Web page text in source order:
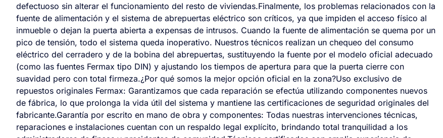
defectuoso sin alterar el funcionamiento del resto de viviendas.Finalmente, los problemas relacionados con la
fuente de alimentación y el sistema de abrepuertas eléctrico son críticos, ya que impiden el acceso físico al
inmueble o dejan la puerta abierta a expensas de intrusos. Cuando la fuente de alimentación se quema por un
pico de tensión, todo el sistema queda inoperativo. Nuestros técnicos realizan un chequeo del consumo
eléctrico del cerradero y de la bobina del abrepuertas, sustituyendo la fuente por el modelo oficial adecuado
(como las fuentes Fermax tipo DIN) y ajustando los tiempos de apertura para que la puerta cierre con
suavidad pero con total firmeza.¿Por qué somos la mejor opción oficial en la zona?Uso exclusivo de
repuestos originales Fermax: Garantizamos que cada reparación se efectúa utilizando componentes nuevos
de fábrica, lo que prolonga la vida útil del sistema y mantiene las certificaciones de seguridad originales del
fabricante.Garantía por escrito en mano de obra y componentes: Todas nuestras intervenciones técnicas,
reparaciones e instalaciones cuentan con un respaldo legal explícito, brindando total tranquilidad a los